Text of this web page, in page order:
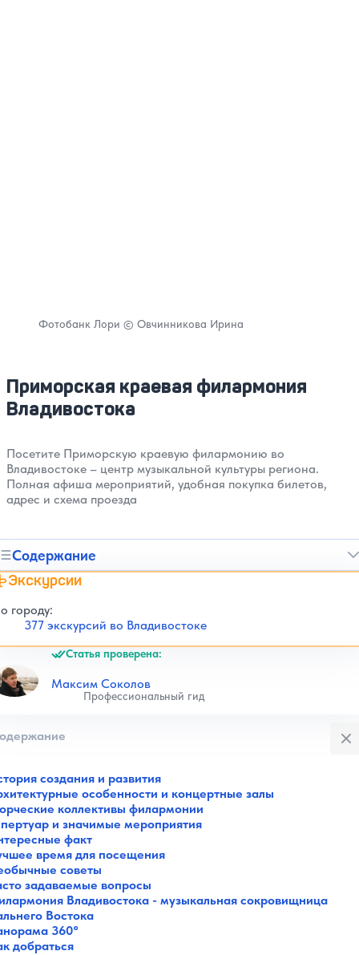
Приморская краевая филармония
Владивостока
Посетите Приморскую краевую филармонию во
Владивостоке – центр музыкальной культуры региона.
Полная афиша мероприятий, удобная покупка билетов,
адрес и схема проезда
Содержание
Экскурсии
городу:
377 экскурсий во Владивостоке
Статья проверена:
Максим Соколов
Профессиональный гид
создания и развития
особенности и концертные залы
коллективы филармонии
и значимые мероприятия
факт
время для посещения
советы
задаваемые вопросы
Владивостока - музыкальная сокровищница
Востока
360°
добраться
Фотобанк Лори © Овчинникова Ирина